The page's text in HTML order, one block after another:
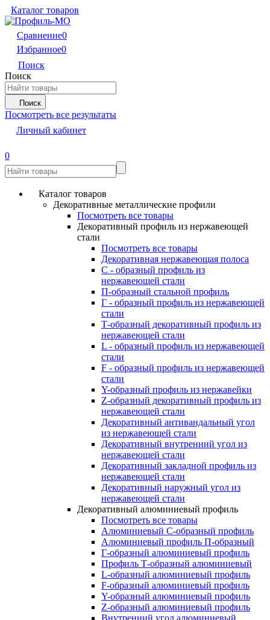
Каталог товаров
Сравнение0
Избранное0
Поиск
Поиск
Поиск
Посмотреть все результаты
Личный кабинет
0
Каталог товаров
Декоративные металлические профили
Посмотреть все товары
Декоративный профиль из нержавеющей
стали
Посмотреть все товары
Декоративная нержавеющая полоса
С - образный профиль из
нержавеющей стали
П-образный стальной профиль
Г - образный профиль из нержавеющей
стали
Т-образный декоративный профиль из
нержавеющей стали
L - образный профиль из нержавеющей
стали
F - образный профиль из нержавеющей
стали
Y-образный профиль из нержавейки
Z-образный декоративный профиль из
нержавеющей стали
Декоративный антивандальный угол
из нержавеющей стали
Декоративный внутренний угол из
нержавеющей стали
Декоративный закладной профиль из
нержавеющей стали
Декоративный наружный угол из
нержавеющей стали
Декоративный алюминиевый профиль
Посмотреть все товары
Алюминиевый С-образный профиль
Алюминиевый профиль П-образный
Г-образный алюминиевый профиль
Профиль Т-образный алюминиевый
L-образный алюминиевый профиль
F-образный алюминиевый профиль
Y-образный алюминиевый профиль
Z-образный алюминиевый профиль
Внутренний угол алюминиевый